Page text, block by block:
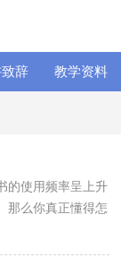
辞 教学资料
的使用频率呈上升
那么你真正懂得怎
责...